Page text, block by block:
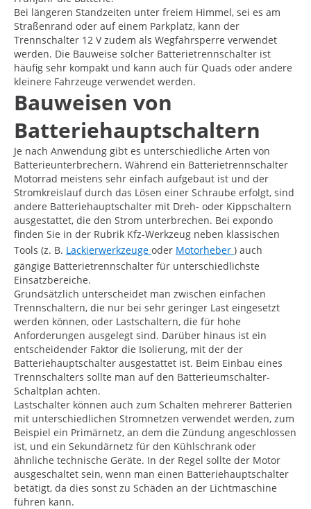
Bei längeren Standzeiten unter freiem Himmel, sei es am
Straßenrand oder auf einem Parkplatz, kann der
Trennschalter 12 V zudem als Wegfahrsperre verwendet
werden. Die Bauweise solcher Batterietrennschalter ist
häufig sehr kompakt und kann auch für Quads oder andere
kleinere Fahrzeuge verwendet werden.
Bauweisen von
Batteriehauptschaltern
Je nach Anwendung gibt es unterschiedliche Arten von
Batterieunterbrechern. Während ein Batterietrennschalter
Motorrad meistens sehr einfach aufgebaut ist und der
Stromkreislauf durch das Lösen einer Schraube erfolgt, sind
andere Batteriehauptschalter mit Dreh- oder Kippschaltern
ausgestattet, die den Strom unterbrechen. Bei expondo
finden Sie in der Rubrik Kfz-Werkzeug neben klassischen
Tools (z. B. Lackierwerkzeuge oder Motorheber ) auch
gängige Batterietrennschalter für unterschiedlichste
Einsatzbereiche.
Grundsätzlich unterscheidet man zwischen einfachen
Trennschaltern, die nur bei sehr geringer Last eingesetzt
werden können, oder Lastschaltern, die für hohe
Anforderungen ausgelegt sind. Darüber hinaus ist ein
entscheidender Faktor die Isolierung, mit der der
Batteriehauptschalter ausgestattet ist. Beim Einbau eines
Trennschalters sollte man auf den Batterieumschalter-
Schaltplan achten.
Lastschalter können auch zum Schalten mehrerer Batterien
mit unterschiedlichen Stromnetzen verwendet werden, zum
Beispiel ein Primärnetz, an dem die Zündung angeschlossen
ist, und ein Sekundärnetz für den Kühlschrank oder
ähnliche technische Geräte. In der Regel sollte der Motor
ausgeschaltet sein, wenn man einen Batteriehauptschalter
betätigt, da dies sonst zu Schäden an der Lichtmaschine
führen kann.